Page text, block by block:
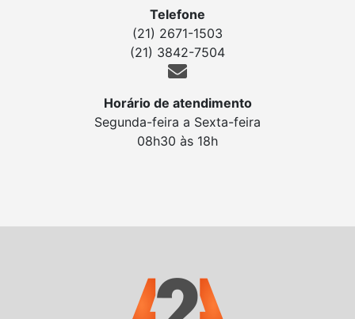
Telefone
(21) 2671-1503
(21) 3842-7504
Horário de atendimento
Segunda-feira a Sexta-feira
08h30 às 18h